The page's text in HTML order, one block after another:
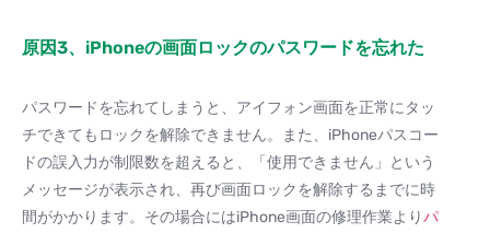
原因3、iPhoneの画面ロックのパスワードを忘れた
パスワードを忘れてしまうと、アイフォン画面を正常にタッ
チできてもロックを解除できません。また、iPhoneパスコー
ドの誤入力が制限数を超えると、「使用できません」という
メッセージが表示され、再び画面ロックを解除するまでに時
間がかかります。その場合にはiPhone画面の修理作業よりパ